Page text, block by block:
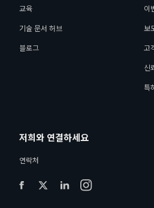
교육
기술 문서 허브
블로그
이
보
고
신
특
저희와 연결하세요
연락처